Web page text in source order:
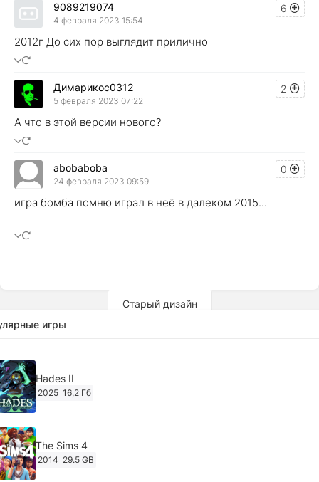
6
9089219074
4 февраля 2023 15:54
2012г До сих пор выглядит прилично
2
Димарикос0312
5 февраля 2023 07:22
А что в этой версии нового?
0
abobaboba
24 февраля 2023 09:59
игра бомба помню играл в неё в далеком 2015...
Старый дизайн
игры
Hades II
2025 16,2 Гб
The Sims 4
2014 29.5 GB